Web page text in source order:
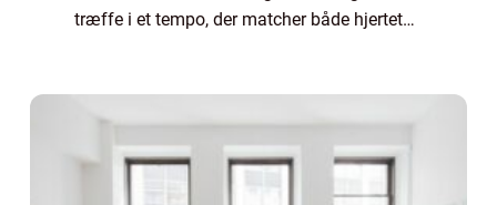
træffe i et tempo, der matcher både hjertet